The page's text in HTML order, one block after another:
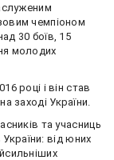
чемпіоном
30 боїв, 15
молодих
році і він став
заході України.
та учасниць
України: від юних